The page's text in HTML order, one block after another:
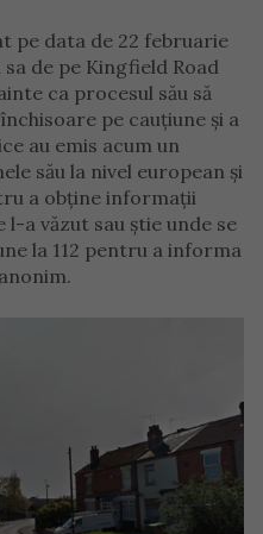
pe data de 22 februarie
de pe Kingfield Road
ca procesul său să
pe cauțiune și a
au emis acum un
său la nivel european și
a obține informații
a văzut sau știe unde se
la 112 pentru a informa